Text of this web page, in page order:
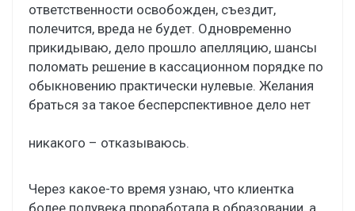
ответственности освобожден, съездит,
полечится, вреда не будет. Одновременно
прикидываю, дело прошло апелляцию, шансы
поломать решение в кассационном порядке по
обыкновению практически нулевые. Желания
браться за такое бесперспективное дело нет
никакого – отказываюсь.
Через какое-то время узнаю, что клиентка
более полувека проработала в образовании, а